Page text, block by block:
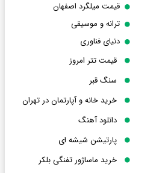
قیمت میلگرد اصفهان
ترانه و موسیقی
دنیای فناوری
قیمت تتر امروز
سنگ قبر
خرید خانه و آپارتمان در تهران
دانلود آهنگ
پارتیشن شیشه ای
خرید ماساژور تفنگی بلکر